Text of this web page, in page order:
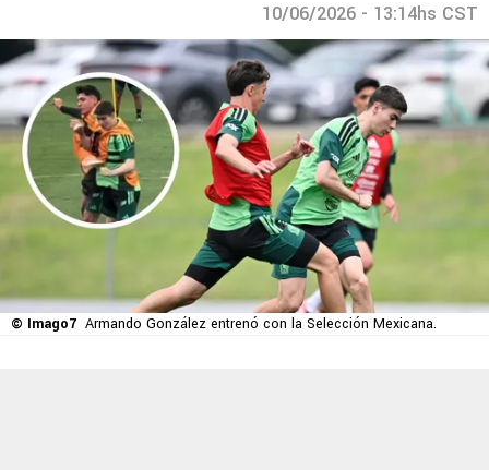
10/06/2026 - 13:14hs CST
© Imago7 Armando González entrenó con la Selección Mexicana.